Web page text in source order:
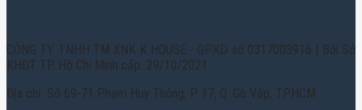
CÔNG TY TNHH TM XNK K HOUSE - GPKD số 0317003916 | Bởi Sở
KHĐT TP. Hồ Chí Minh cấp: 29/10/2021
Địa chỉ: Số 69-71 Phạm Huy Thông, P. 17, Q. Gò Vấp, TPHCM